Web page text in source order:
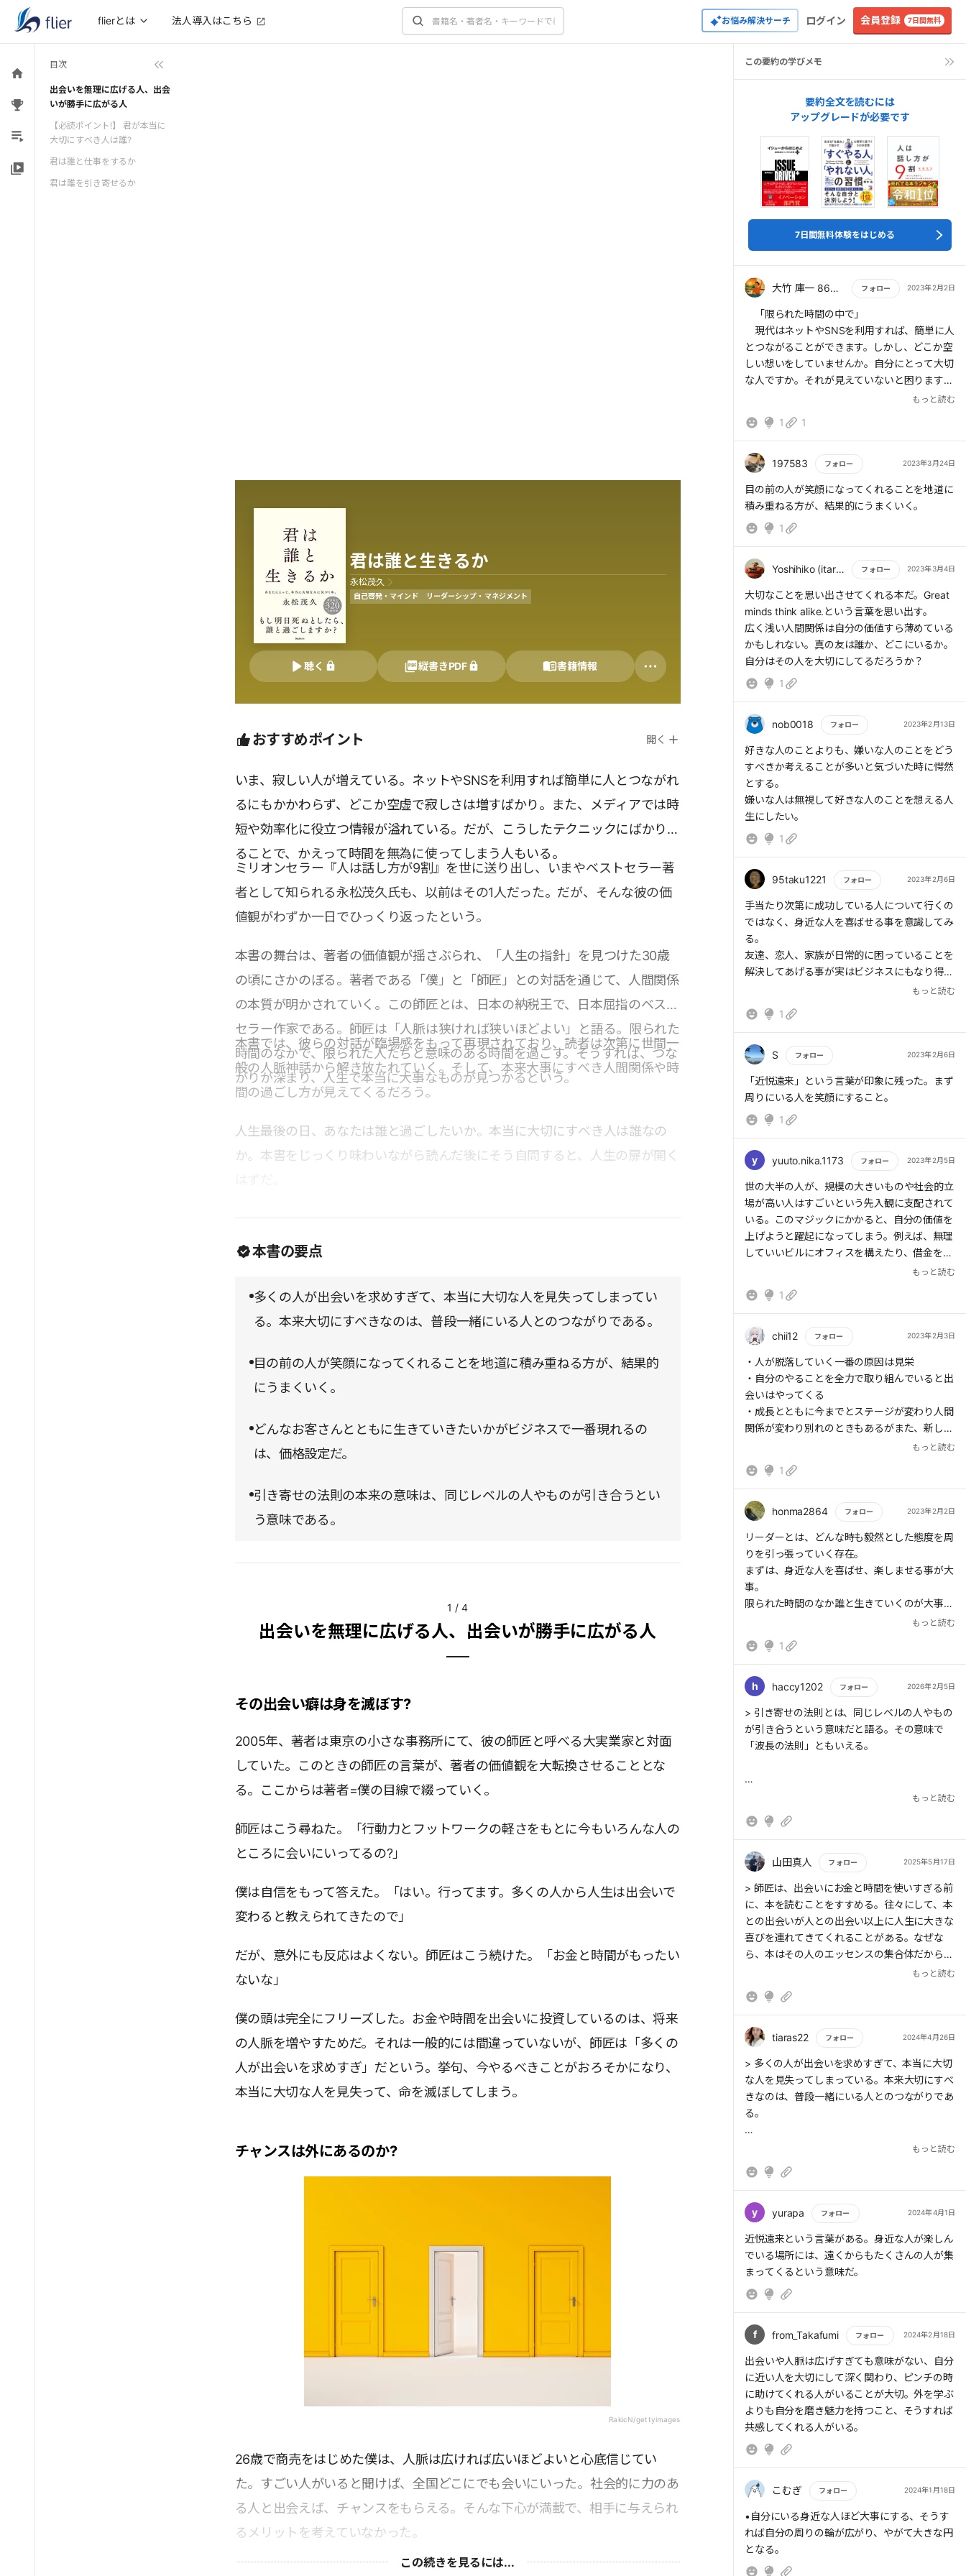
flierとは 法人導入はこちら お悩み解決サーチ ログイン 会員登録 7日間無料
目次
出会いを無理に広げる人、出会
いが勝手に広がる人
【必読ポイント!】 君が本当に
大切にすべき人は誰?
君は誰と仕事をするか
君は誰を引き寄せるか
君は誰と生きるか
永松茂久
自己啓発・マインド リーダーシップ・マネジメント
聴く 縦書きPDF 書籍情報
おすすめポイント 開く
いま、寂しい人が増えている。ネットやSNSを利用すれば簡単に人とつながれ
るにもかかわらず、どこか空虚で寂しさは増すばかり。また、メディアでは時
短や効率化に役立つ情報が溢れている。だが、こうしたテクニックにばかり頼
ることで、かえって時間を無為に使ってしまう人もいる。
ミリオンセラー『人は話し方が9割』を世に送り出し、いまやベストセラー著
者として知られる永松茂久氏も、以前はその1人だった。だが、そんな彼の価
値観がわずか一日でひっくり返ったという。
本書の舞台は、著者の価値観が揺さぶられ、「人生の指針」を見つけた30歳
の頃にさかのぼる。著者である「僕」と「師匠」との対話を通じて、人間関係
の本質が明かされていく。この師匠とは、日本の納税王で、日本屈指のベスト
セラー作家である。師匠は「人脈は狭ければ狭いほどよい」と語る。限られた
時間のなかで、限られた人たちと意味のある時間を過ごす。そうすれば、つな
がりが深まり、人生で本当に大事なものが見つかるという。
本書では、彼らの対話が臨場感をもって再現されており、読者は次第に世間一
般の人脈神話から解き放たれていく。そして、本来大事にすべき人間関係や時
間の過ごし方が見えてくるだろう。
人生最後の日、あなたは誰と過ごしたいか。本当に大切にすべき人は誰なの
か。本書をじっくり味わいながら読んだ後にそう自問すると、人生の扉が開く
本書の要点
多くの人が出会いを求めすぎて、本当に大切な人を見失ってしまってい
る。本来大切にすべきなのは、普段一緒にいる人とのつながりである。
目の前の人が笑顔になってくれることを地道に積み重ねる方が、結果的
にうまくいく。
どんなお客さんとともに生きていきたいかがビジネスで一番現れるの
は、価格設定だ。
引き寄せの法則の本来の意味は、同じレベルの人やものが引き合うとい
う意味である。
1 / 4
出会いを無理に広げる人、出会いが勝手に広がる人
その出会い癖は身を滅ぼす?
2005年、著者は東京の小さな事務所にて、彼の師匠と呼べる大実業家と対面
していた。このときの師匠の言葉が、著者の価値観を大転換させることとな
る。ここからは著者=僕の目線で綴っていく。
師匠はこう尋ねた。「行動力とフットワークの軽さをもとに今もいろんな人の
ところに会いにいってるの?」
僕は自信をもって答えた。「はい。行ってます。多くの人から人生は出会いで
変わると教えられてきたので」
だが、意外にも反応はよくない。師匠はこう続けた。「お金と時間がもったい
ないな」
僕の頭は完全にフリーズした。お金や時間を出会いに投資しているのは、将来
の人脈を増やすためだ。それは一般的には間違っていないが、師匠は「多くの
人が出会いを求めすぎ」だという。挙句、今やるべきことがおろそかになり、
本当に大切な人を見失って、命を滅ぼしてしまう。
チャンスは外にあるのか?
RakicN/gettyimages
26歳で商売をはじめた僕は、人脈は広ければ広いほどよいと心底信じてい
た。すごい人がいると聞けば、全国どこにでも会いにいった。社会的に力のあ
る人と出会えば、チャンスをもらえる。そんな下心が満載で、相手に与えられ
るメリットを考えていなかった。
この続きを見るには...
この要約の学びメモ
要約全文を読むには
アップグレードが必要です
7日間無料体験をはじめる
大竹 庫一 860×Kura フォロー 2023年2月2日
もっと読む
「限られた時間の中で」
現代はネットやSNSを利用すれば、簡単に人
とつながることができます。しかし、どこか空
しい想いをしていませんか。自分にとって大切
な人ですか。それが見えていないと困ります。
うにつかいますか。本時に大切な人のためにつ
だりしている間、大切な人のことを忘れてしま
例えば、大切な仲間と別々の道をいかなけれ
ばいけない瞬間がやってきます。確かになんと
もいえない寂しさがあります。しかし、そんな
時は引き寄せの法則が助けてくれるのです。似
た想いや価値観を抱いた人との出会いが待って
いのです。そこでまた、素敵な人間関係のドラ
マが始まります。
さあ、全力で目の前にいる人を支えていきま
しょう。
もっと読む
1 1
197583 フォロー 2023年3月24日
もっと読む
目の前の人が笑顔になってくれることを地道に
積み重ねる方が、結果的にうまくいく。
1
Yoshihiko (itaru) Ohta フォロー 2023年3月4日
もっと読む
大切なことを思い出させてくれる本だ。Great
minds think alike.という言葉を思い出す。
広く浅い人間関係は自分の価値すら薄めている
かもしれない。真の友は誰か、どこにいるか。
自分はその人を大切にしてるだろうか？
1
nob0018 フォロー 2023年2月13日
もっと読む
好きな人のことよりも、嫌いな人のことをどう
すべきか考えることが多いと気づいた時に愕然
とする。
嫌いな人は無視して好きな人のことを想える人
生にしたい。
1
95taku1221 フォロー 2023年2月6日
もっと読む
手当たり次第に成功している人について行くの
ではなく、身近な人を喜ばせる事を意識してみ
る。
友達、恋人、家族が日常的に困っていることを
解決してあげる事が実はビジネスにもなり得る
もっと読む
1
S フォロー 2023年2月6日
もっと読む
「近悦遠来」という言葉が印象に残った。まず
周りにいる人を笑顔にすること。
1
y yuuto.nika.1173 フォロー 2023年2月5日
もっと読む
世の大半の人が、規模の大きいものや社会的立
場が高い人はすごいという先入観に支配されて
いる。このマジックにかかると、自分の価値を
上げようと躍起になってしまう。例えば、無理
していいビルにオフィスを構えたり、借金をし
てでも店舗を増やしたりする。すると自分がブ
てしまう。
人が脱落していく一番の原因は見栄だ。この誘
る。
人間は不思議なもので、人の助けなんかいらな
いというほど力を出している人に力を貸したく
なる。一人でもやるという覚悟が人を惹きつけ
でいる場所には、遠くからもたくさんの人が集
まってくるという意味だ。
守っていくべき人は、どんなに苦しいときも君
のことを信じてついてきてくれた人である。そ
の人たちに無駄に頭を下げさせないためにも、
リーダーは理不尽な人には毅然とした態度をと
もっと読む
1
chii12 フォロー 2023年2月3日
もっと読む
・人が脱落していく一番の原因は見栄
・自分のやることを全力で取り組んでいると出
会いはやってくる
・成長とともに今までとステージが変わり人間
関係が変わり別れのときもあるがまた、新しい
もっと読む
1
honma2864 フォロー 2023年2月2日
もっと読む
リーダーとは、どんな時も毅然とした態度を周
りを引っ張っていく存在。
まずは、身近な人を喜ばせ、楽しませる事が大
事。
限られた時間のなか誰と生きていくのが大事だ
もっと読む
1
h haccy1202 フォロー 2026年2月5日
もっと読む
> 引き寄せの法則とは、同じレベルの人やもの
が引き合うという意味だと語る。その意味で
「波長の法則」ともいえる。
が変わる。それまで一緒にいた人たちと差が生
かの形で進化するときに人間関係ががらりと入
もっと読む
山田真人 フォロー 2025年5月17日
もっと読む
> 師匠は、出会いにお金と時間を使いすぎる前
に、本を読むことをすすめる。往々にして、本
との出会いが人との出会い以上に人生に大きな
喜びを連れてきてくれることがある。なぜな
ら、本はその人のエッセンスの集合体だから
> 仏教の言葉に、他力という言葉がある。この
では「自分以外の他人の力」を意味する。まず
は自力を出すと、その上に他力が乗る。あくま
で自分のできることを全力でやることで、いい
出会いがやってくるのだ。
もっと読む
tiaras22 フォロー 2024年4月26日
もっと読む
> 多くの人が出会いを求めすぎて、本当に大切
な人を見失ってしまっている。本来大切にすべ
きなのは、普段一緒にいる人とのつながりであ
る。
> 目の前の人が笑顔になってくれることを地道
> 師匠は「多くの人が出会いを求めすぎ」だと
いう。挙句、今やるべきことがおろそかにな
り、本当に大切な人を見失って、命を滅ぼして
しまう。
> 「君が会いたいと思う成功者たちは、君がた
だの出会い好きなのか、本当に仕事に打ち込ん
でいる人なのかはすぐわかるよ。人にチャンス
をもらおうとする若者より、自分の持ち場で一
生懸命人に喜んでもらっている若者の方が、ず
> 人生の予期せぬピンチの際に、自分の周りに
誰がいてくれているのか。これをあらかじめ考
もっと読む
y yurapa フォロー 2024年4月1日
もっと読む
近悦遠来という言葉がある。身近な人が楽しん
でいる場所には、遠くからもたくさんの人が集
まってくるという意味だ。
f from_Takafumi フォロー 2024年2月18日
もっと読む
出会いや人脈は広げすぎても意味がない、自分
に近い人を大切にして深く関わり、ピンチの時
に助けてくれる人がいることが大切。外を学ぶ
よりも自分を磨き魅力を持つこと、そうすれば
共感してくれる人がいる。
こむぎ フォロー 2024年1月18日
もっと読む
•自分にいる身近な人ほど大事にする、そうす
れば自分の周りの輪が広がり、やがて大きな円